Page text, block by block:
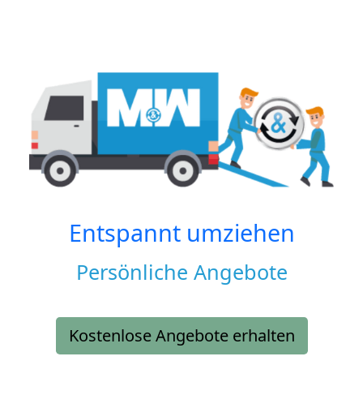
Entspannt umziehen
Persönliche Angebote
Kostenlose Angebote erhalten